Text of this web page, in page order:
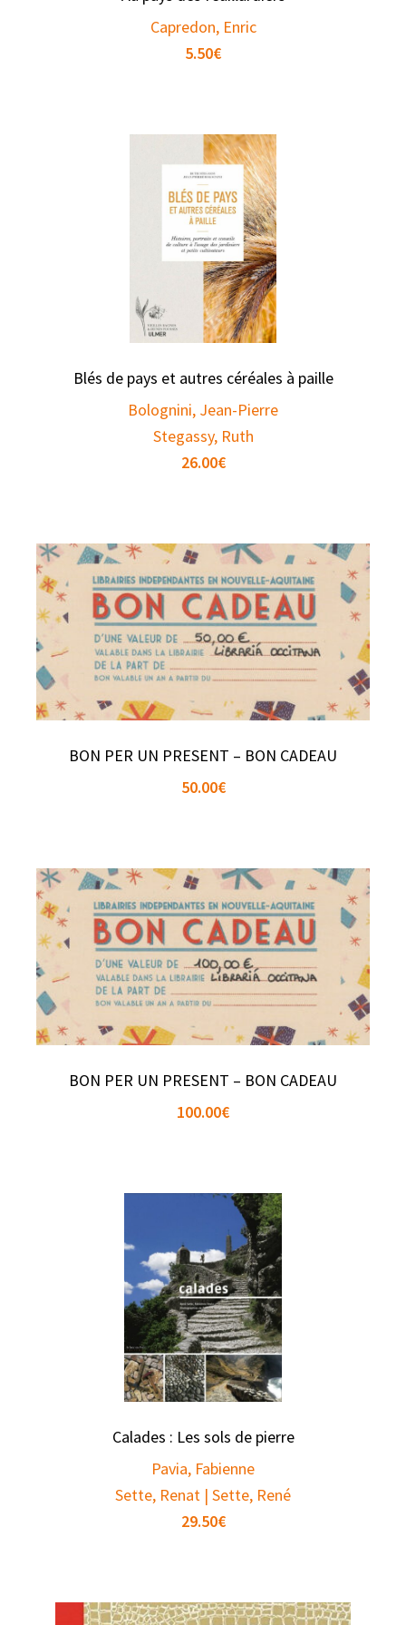
Capredon, Enric
5.50€
Blés de pays et autres céréales à paille
Bolognini, Jean-Pierre
Stegassy, Ruth
26.00€
BON PER UN PRESENT – BON CADEAU
50.00€
BON PER UN PRESENT – BON CADEAU
100.00€
Calades : Les sols de pierre
Pavia, Fabienne
Sette, Renat | Sette, René
29.50€